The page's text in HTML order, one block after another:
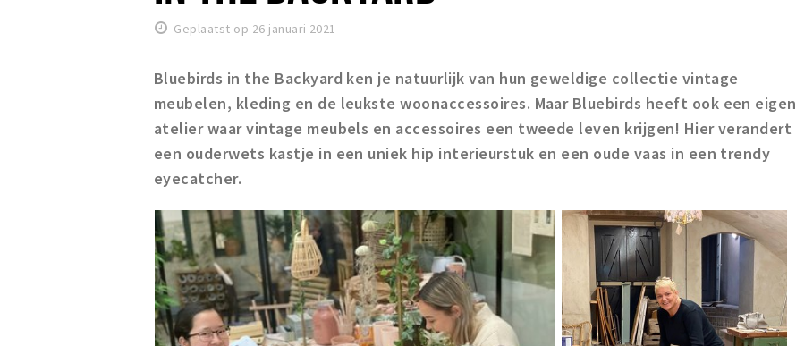
Geplaatst op 26 januari 2021
Bluebirds in the Backyard ken je natuurlijk van hun geweldige collectie vintage
meubelen, kleding en de leukste woonaccessoires. Maar Bluebirds heeft ook een eigen
atelier waar vintage meubels en accessoires een tweede leven krijgen! Hier verandert
een ouderwets kastje in een uniek hip interieurstuk en een oude vaas in een trendy
eyecatcher.